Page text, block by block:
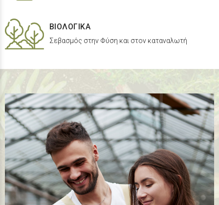
ΒΙΟΛΟΓΙΚΑ
Σεβασμός στην Φύση και στον καταναλωτή